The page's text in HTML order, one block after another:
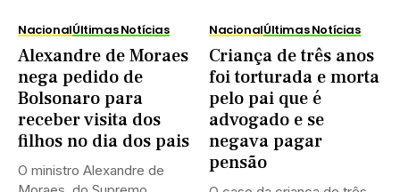
NacionalÚltimas Notícias
Alexandre de Moraes
nega pedido de
Bolsonaro para
receber visita dos
filhos no dia dos pais
O ministro Alexandre de
NacionalÚltimas Notícias
Criança de três anos
foi torturada e morta
pelo pai que é
advogado e se
negava pagar
pensão